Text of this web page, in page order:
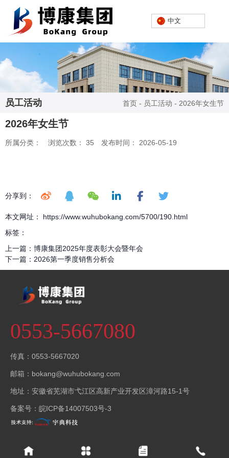
欢迎进入芜湖博康机电股份有限公司网站！
中文
中文
员工活动 首页 - 员工活动 - 2026年女生节
2026年女生节
所属分类： 浏览次数： 35 发布时间： 2026-05-19
分享到：
本文网址： https://www.wuhubokang.com/5700/190.html
标签：
上一篇： 博康集团2025年度表彰大会暨年会
下一篇： 2026第一季度销售分析会
0553-5667080
传真：0553-5667020
邮箱：bokang@wuhubokang.com
地址：安徽省芜湖市弋江区高新产业开发区漳河路15-1号
备案号： 皖ICP备14007503号-3